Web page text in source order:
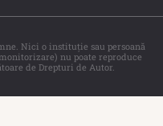
Nici o instituţie sau persoană
nu poate reproduce
de Drepturi de Autor.